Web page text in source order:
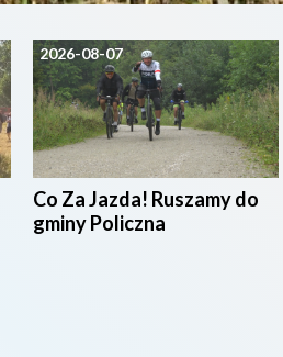
2026-08-07
Co Za Jazda! Ruszamy do
gminy Policzna